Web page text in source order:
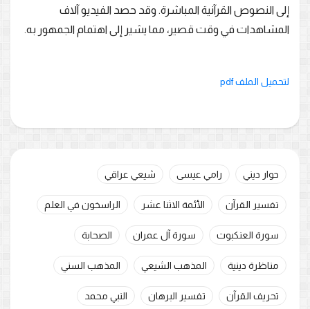
إلى النصوص القرآنية المباشرة. وقد حصد الفيديو آلاف
المشاهدات في وقت قصير، مما يشير إلى اهتمام الجمهور به.
لتحميل الملف pdf
حوار ديني رامي عيسى شيعي عراقي
تفسير القرآن الأئمة الاثنا عشر الراسخون في العلم
سورة العنكبوت سورة آل عمران الصحابة
مناظرة دينية المذهب الشيعي المذهب السني
تحريف القرآن تفسير البرهان النبي محمد